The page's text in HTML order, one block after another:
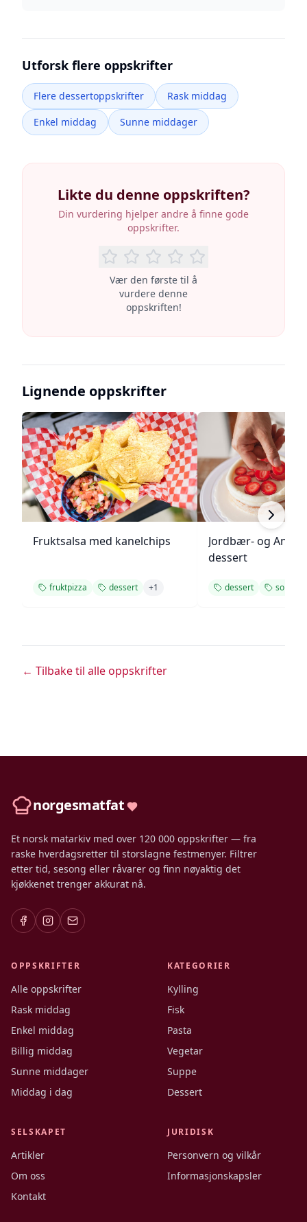
Utforsk flere oppskrifter
Flere dessertoppskrifter
Rask middag
Enkel middag
Sunne middager
Likte du denne oppskriften?
Din vurdering hjelper andre å finne gode
oppskrifter.
Vær den første til å
vurdere denne
oppskriften!
Lignende oppskrifter
Fruktsalsa med kanelchips
fruktpizza dessert +1
Jordbær- og Angel
dessert
dessert sommer
← Tilbake til alle oppskrifter
norgesmatfat
Et norsk matarkiv med over 120 000 oppskrifter — fra
raske hverdagsretter til storslagne festmenyer. Filtrer
etter tid, sesong eller råvarer og finn nøyaktig det
kjøkkenet trenger akkurat nå.
OPPSKRIFTER
Alle oppskrifter
Rask middag
Enkel middag
Billig middag
Sunne middager
Middag i dag
KATEGORIER
Kylling
Fisk
Pasta
Vegetar
Suppe
Dessert
SELSKAPET
Artikler
Om oss
Kontakt
JURIDISK
Personvern og vilkår
Informasjonskapsler